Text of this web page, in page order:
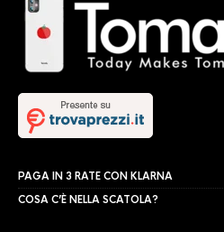
PAGA IN 3 RATE CON KLARNA
COSA C’È NELLA SCATOLA?